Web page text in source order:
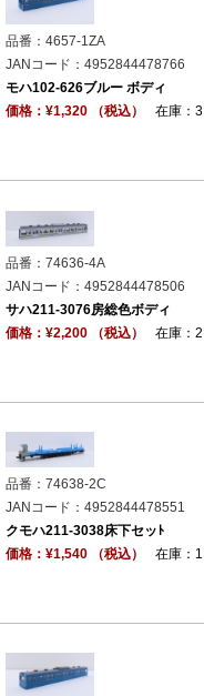
品番：4657-1ZA
JANコード：4952844478766
モハ102-626ブルー ボディ
価格：¥1,320 （税込）
在庫：3
品番：74636-4A
JANコード：4952844478506
サハ211-3076房総色ボディ
価格：¥2,200 （税込）
在庫：2
品番：74638-2C
JANコード：4952844478551
クモハ211-3038床下セッﾄ
価格：¥1,540 （税込）
在庫：1